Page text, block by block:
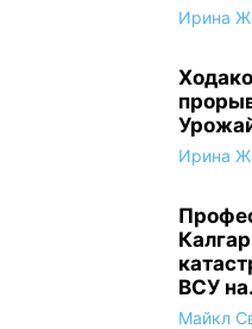
Ирина
Ирина
ВСУ
Майкл